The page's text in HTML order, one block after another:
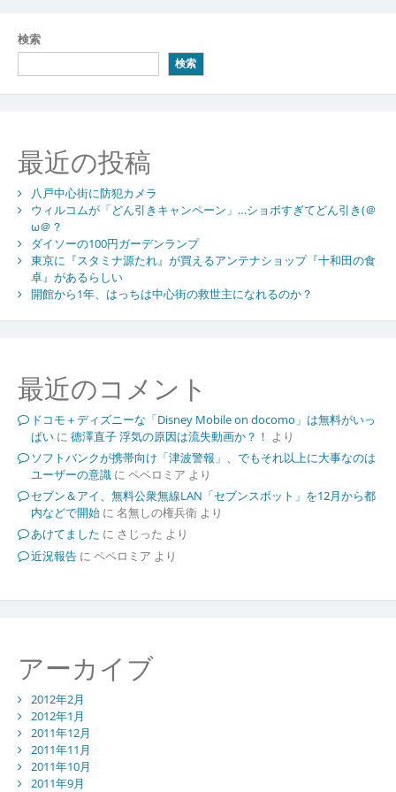
検索
検索
最近の投稿
八戸中心街に防犯カメラ
ウィルコムが「どん引きキャンペーン」…ショボすぎてどん引き(＠
ω＠？
ダイソーの100円ガーデンランプ
東京に『スタミナ源たれ』が買えるアンテナショップ『十和田の食
卓』があるらしい
開館から1年、はっちは中心街の救世主になれるのか？
最近のコメント
ドコモ＋ディズニーな「Disney Mobile on docomo」は無料がいっ
ぱいに 徳澤直子 浮気の原因は流失動画か？！ より
ソフトバンクが携帯向け「津波警報」、でもそれ以上に大事なのは
ユーザーの意識に ペペロミア より
セブン＆アイ、無料公衆無線LAN「セブンスポット」を12月から都
内などで開始に 名無しの権兵衛より
あけてました に さじった より
近況報告に ペペロミア より
アーカイブ
2012年2月
2012年1月
2011年12月
2011年11月
2011年10月
2011年9月